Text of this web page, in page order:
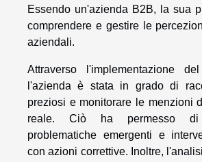
Essendo un'azienda B2B, la sua
comprendere e gestire le
aziendali.
Attraverso l'implementazione
l'azienda è stata in grado di
preziosi e monitorare le menzioni
reale. Ciò ha permesso
problematiche emergenti e
con azioni correttive. Inoltre,